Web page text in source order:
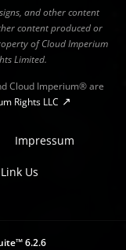
and other content
content produced or
of Cloud Imperium
Limited.
Cloud Imperium® are
Rights LLC
Impressum
Link Us
6.2.6